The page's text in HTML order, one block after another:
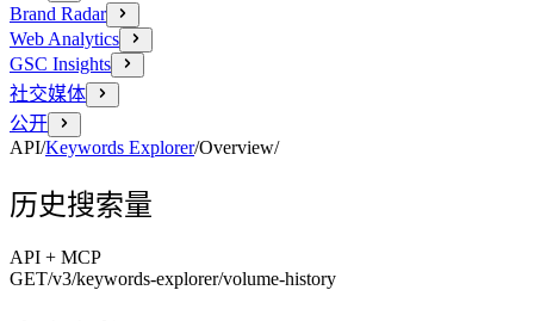
Brand Radar
Web Analytics
GSC Insights
社交媒体
公开
API/Keywords Explorer/Overview/
历史搜索量
API + MCP
GET/v3/keywords-explorer/volume-history